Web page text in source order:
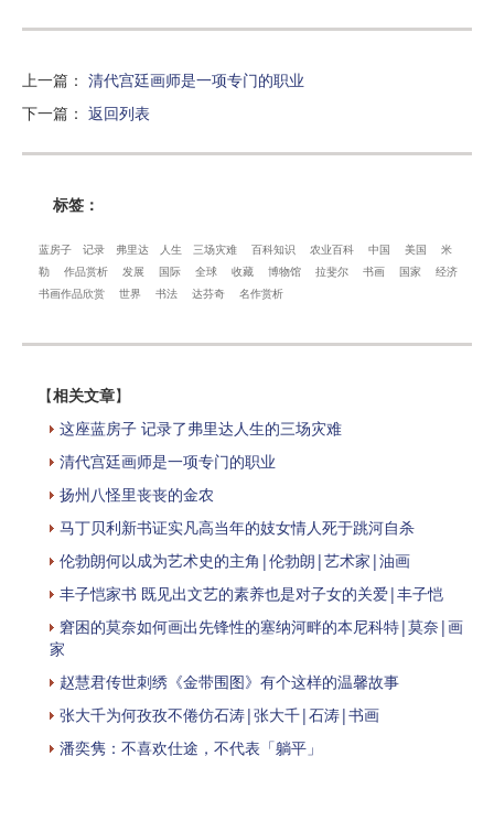
上一篇 ： 清代宫廷画师是一项专门的职业
下一篇 ： 返回列表
标签：
蓝房子 记录 弗里达 人生 三场灾难 百科知识 农业百科 中国 美国
米
勒
作品赏析 发展 国际 全球 收藏 博物馆 拉斐尔 书画 国家
经济
书画作品欣赏
世界 书法 达芬奇 名作赏析
【相关文章】
这座蓝房子 记录了弗里达人生的三场灾难
清代宫廷画师是一项专门的职业
扬州八怪里丧丧的金农
马丁贝利新书证实凡高当年的妓女情人死于跳河自杀
伦勃朗何以成为艺术史的主角|伦勃朗|艺术家|油画
丰子恺家书 既见出文艺的素养也是对子女的关爱|丰子恺
窘困的莫奈如何画出先锋性的塞纳河畔的本尼科特|莫奈|画
家
赵慧君传世刺绣《金带围图》有个这样的温馨故事
张大千为何孜孜不倦仿石涛|张大千|石涛|书画
潘奕隽：不喜欢仕途，不代表「躺平」